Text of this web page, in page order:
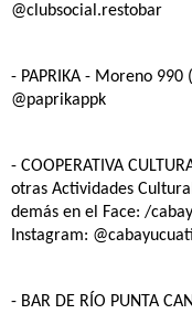
@clubsocial.restobar
- PAPRIKA - Moreno 990
@paprikappk
- COOPERATIVA
otras Actividades
demás en el Face: /
Instagram:
- BAR DE RÍO PUNTA